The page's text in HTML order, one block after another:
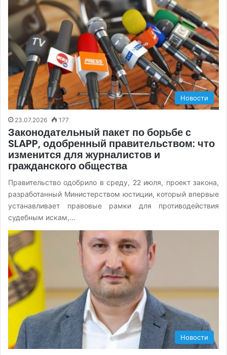
Новости
23.07.2026 177
Законодательный пакет по борьбе с
SLAPP, одобренный правительством: что
изменится для журналистов и
гражданского общества
Правительство одобрило в среду, 22 июля, проект закона,
разработанный Министерством юстиции, который впервые
устанавливает правовые рамки для противодействия
судебным искам,…
Новости